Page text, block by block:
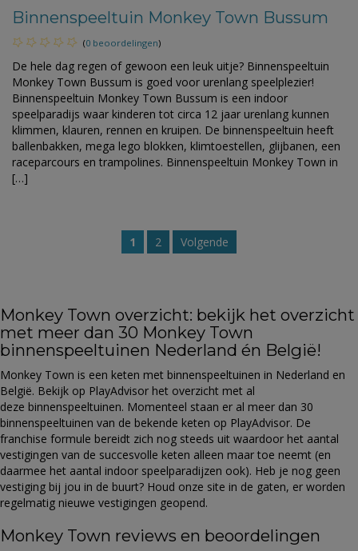
Binnenspeeltuin Monkey Town Bussum
(0 beoordelingen)
De hele dag regen of gewoon een leuk uitje? Binnenspeeltuin
Monkey Town Bussum is goed voor urenlang speelplezier!
Binnenspeeltuin Monkey Town Bussum is een indoor
speelparadijs waar kinderen tot circa 12 jaar urenlang kunnen
klimmen, klauren, rennen en kruipen. De binnenspeeltuin heeft
ballenbakken, mega lego blokken, klimtoestellen, glijbanen, een
raceparcours en trampolines. Binnenspeeltuin Monkey Town in
[…]
1 2 Volgende
Monkey Town overzicht: bekijk het overzicht
met meer dan 30 Monkey Town
binnenspeeltuinen Nederland én België!
Monkey Town is een keten met binnenspeeltuinen in Nederland en
België. Bekijk op PlayAdvisor het overzicht met al
deze binnenspeeltuinen. Momenteel staan er al meer dan 30
binnenspeeltuinen van de bekende keten op PlayAdvisor. De
franchise formule bereidt zich nog steeds uit waardoor het aantal
vestigingen van de succesvolle keten alleen maar toe neemt (en
daarmee het aantal indoor speelparadijzen ook). Heb je nog geen
vestiging bij jou in de buurt? Houd onze site in de gaten, er worden
regelmatig nieuwe vestigingen geopend.
Monkey Town reviews en beoordelingen